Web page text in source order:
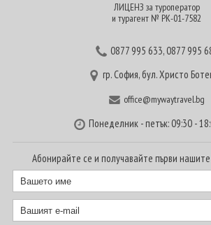
ЛИЦЕНЗ за туроператор
и турагент № РК-01-7582
0877 995 633,0877 995
гр. София, бул. Христо
office@mywaytravel.bg
Понеделник - петък: 09:30 -
Абонирайте се и получавайте първи